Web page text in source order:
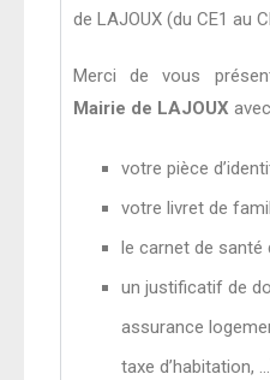
de LAJOUX (du CE1 au
Merci de vous
Mairie de LAJOUX
votre pièce
votre livret de
le carnet de santé
un justificatif de
assurance
taxe d’habitation,